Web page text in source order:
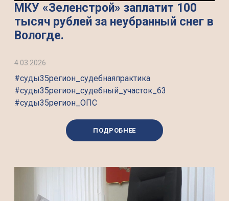
МКУ «Зеленстрой» заплатит 100
тысяч рублей за неубранный снег в
Вологде.
4.03.2026
#суды35регион_судебнаяпрактика
#суды35регион_судебный_участок_63
#суды35регион_ОПС
ПОДРОБНЕЕ